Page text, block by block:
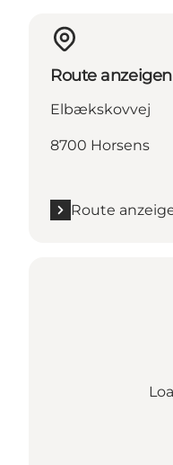
Route anzeigen
Elbækskovvej
8700 Horsens
Route